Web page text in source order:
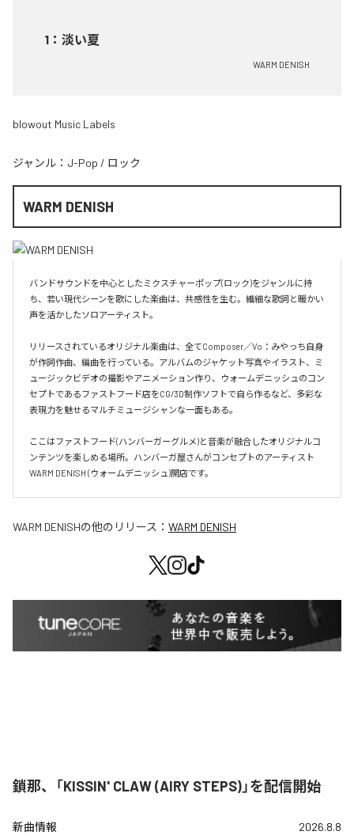
1 ： 淡い夏
WARM DENISH
blowout Music Labels
ジャンル： J-Pop / ロック
WARM DENISH
バンドサウンドを中心としたミクスチャーポップ(ロック)をジャンルに持
ち、若い現代シーンを歌にした楽曲は、共感性を生む。繊細な歌詞と暖かい
声を活かしたソロアーティスト。
リリースされているオリジナル楽曲は、全てComposer／Vo：みやっち自身
が作詞作曲、編曲を行っている。アルバムのジャケット写真やイラスト、ミ
ュージックビデオの撮影やアニメーション作り、ウォームデニッシュのコン
セプトであるファストフード店をCG/3D制作ソフトで自ら作るなど、多彩な
表現力を魅せるマルチミュージシャンな一面もある。
ここはファストフード(ハンバーガーグルメ)と音楽が融合したオリジナルコ
ンテンツを楽しめる場所。ハンバーガ屋さんがコンセプトのアーティスト
WARM DENISH (ウォームデニッシュ)開店です。
WARM DENISHの他のリリース： WARM DENISH
鎖那、「KISSIN' CLAW (AIRY STEPS)」を配信開始
新曲情報 2026.8.8